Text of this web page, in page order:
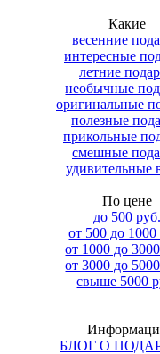
Какие
весенние
интересные
летние
необычные
оригинальные
полезные
прикольные
смешные
удивительные
По цене
до 500 руб.
от 500 до 1000
от 1000 до
от 3000 до
свыше 5000
БЛОГ О